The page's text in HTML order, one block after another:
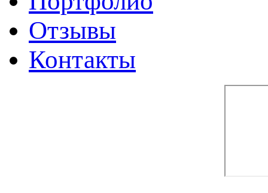
Отзывы
Контакты